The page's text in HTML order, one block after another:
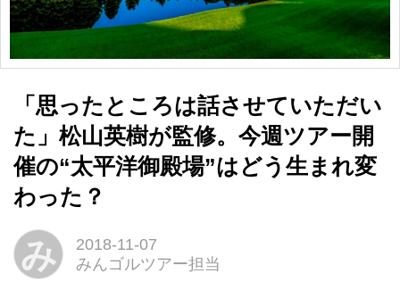
「思ったところは話させていただい
た」松山英樹が監修。今週ツアー開
催の“太平洋御殿場”はどう生まれ変
わった？
み
2018-11-07
みんゴルツアー担当